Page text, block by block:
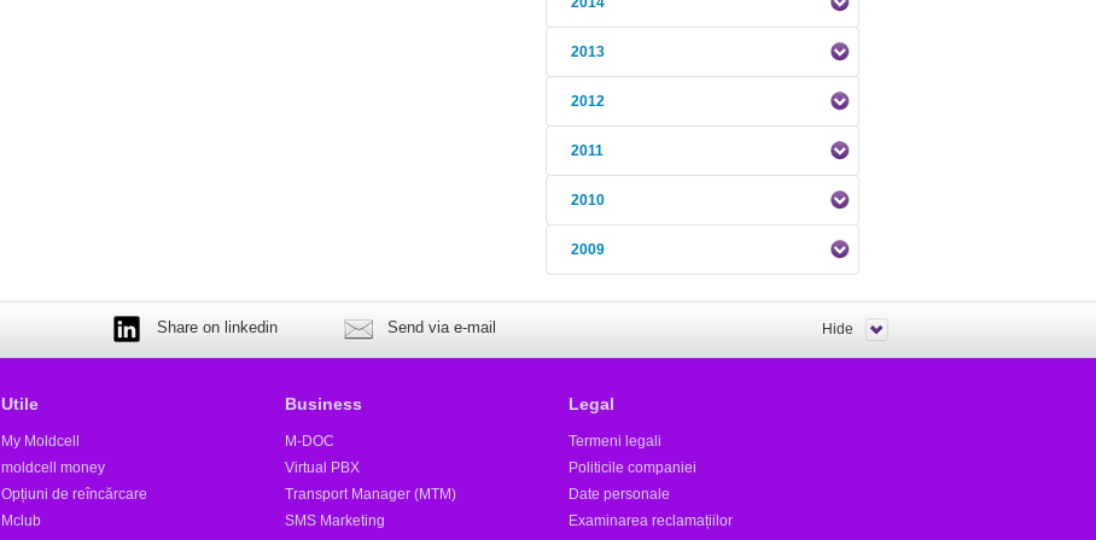
2013
2012
2011
2010
2009
Share on linkedin Send via e-mail Hide
Utile
My Moldcell
moldcell money
Opțiuni de reîncărcare
Mclub
Business
M-DOC
Virtual PBX
Transport Manager (MTM)
SMS Marketing
Legal
Termeni legali
Politicile companiei
Date personale
Examinarea reclamațiilor